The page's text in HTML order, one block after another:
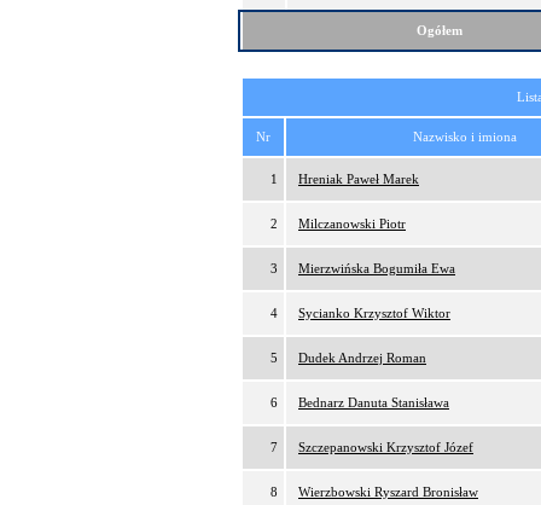
Ogółem
Nr Nazwisko i imiona
1 Hreniak Paweł Marek
2 Milczanowski Piotr
3 Mierzwińska Bogumiła Ewa
4 Sycianko Krzysztof Wiktor
5 Dudek Andrzej Roman
6 Bednarz Danuta Stanisława
7 Szczepanowski Krzysztof Józef
8 Wierzbowski Ryszard Bronisław